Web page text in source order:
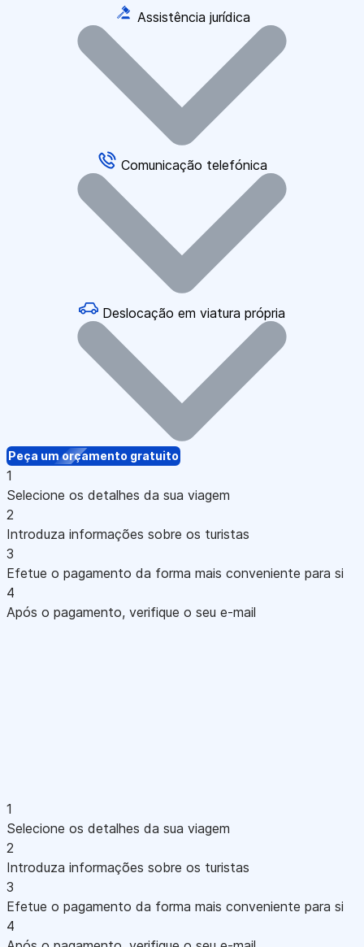
Assistência jurídica
Comunicação telefónica
Deslocação em viatura própria
Peça um orçamento gratuito
1
Selecione os detalhes da sua viagem
2
Introduza informações sobre os turistas
3
Efetue o pagamento da forma mais conveniente para si
4
Após o pagamento, verifique o seu e-mail
1
Selecione os detalhes da sua viagem
2
Introduza informações sobre os turistas
3
Efetue o pagamento da forma mais conveniente para si
4